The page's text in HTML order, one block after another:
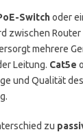
Switchoder
zwischen
mehrere
Leitung. Cat5e
und Qualität
zu